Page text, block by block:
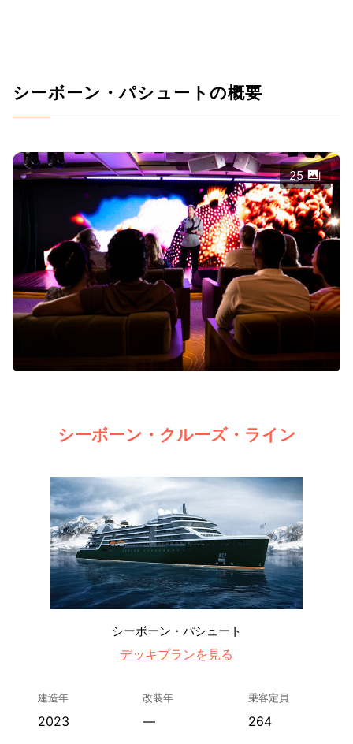
シーボーン・パシュートの概要
25
シーボーン・クルーズ・ライン
シーボーン・パシュート
デッキプランを見る
建造年
2023
改装年
—
乗客定員
264